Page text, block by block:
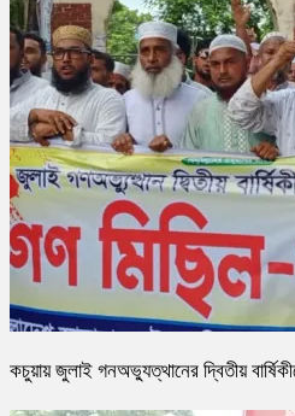
কচুয়ায় জুলাই গনঅভ্যুত্থানের দ্বিতীয়